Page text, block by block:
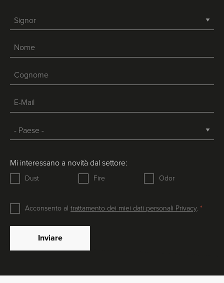
Mi interessano a novità dal settore:
Dust Fire Odor
Acconsento al trattamento dei miei dati personali Privacy.
Inviare